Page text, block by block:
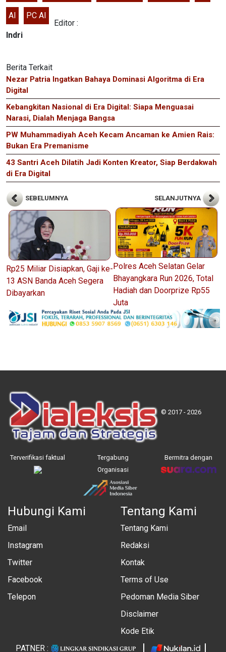
AI PC AI
Editor :
Indri
Berita Terkait
Nezar Patria Ingatkan Bahaya Dominasi Algoritma di Era
Digital
Kebangkitan Nasional di Era Digital: Siapa Menguasai
Narasi, Dialah Menjaga Bangsa
PW Muhammadiyah Aceh Kecam Ancaman ke Amien Rais:
Bukan Era Premanisme
43 Santri Aceh Dilatih Jadi Konten Kreator, Siap Berdakwah
di Era Digital
SEBELUMNYA
Rp25 Miliar Disiapkan, Gaji ke-
13 ASN Banda Aceh Segera
Dibayarkan
SELANJUTNYA
Polres Aceh Selatan Gelar
Bhayangkara Run 2026, Total
Hadiah dan Doorprize Rp55
Juta
© 2017 - 2026
Terverifikasi faktual
Tergabung
Organisasi
Bermitra dengan
Hubungi Kami
Email
Instagram
Twitter
Facebook
Telepon
Tentang Kami
Tentang Kami
Redaksi
Kontak
Terms of Use
Pedoman Media Siber
Disclaimer
Kode Etik
PATNER :